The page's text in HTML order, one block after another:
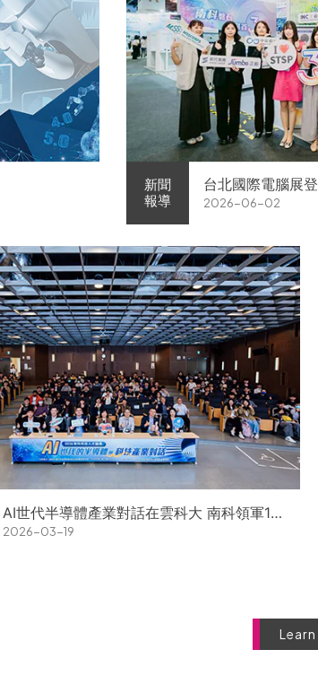
新聞
報導
台北國際電腦展
展現AI供應鏈實力
2026-06-02
AI世代半導體產業對話在雲科大 南科領軍11
家企業前進校園徵才
2026-03-19